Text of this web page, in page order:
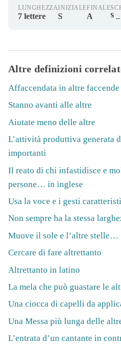
LUNGHEZZA
7 lettere
INIZIALE
S
FINALE
A
Altre definizioni
Affaccendata in altre faccende
Stanno avanti alle altre
Aiutate meno delle altre
L’attività produttiva generata
importanti
Il reato di chi infastidisce e
persone… in inglese
Usa la voce e i gesti
Non sempre ha la stessa
Muove il sole e l’altre stelle…
Cercare di fare altrettanto
Altrettanto in latino
La mela che può guastare le
Una ciocca di capelli da
Una Messa più lunga delle
L’entrata d’un cantante in